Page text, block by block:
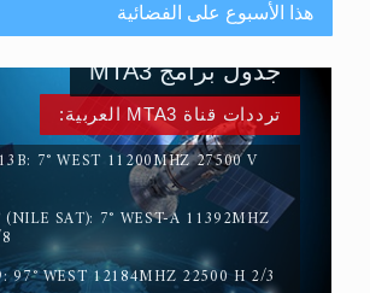
حقيقة المسيح الدجال
هذا الأسبوع على الفضائية
ترددات قناة MTA3 العربية:
7° WEST 11200MHZ 27500 V
(NILE SAT): 7° WEST-A 11392MHZ
97° WEST 12184MHZ 22500 H 2/3
جدول برامج MTA3